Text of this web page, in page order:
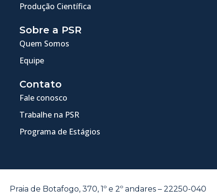
Produção Científica
Sobre a PSR
Quem Somos
Equipe
Contato
Fale conosco
Trabalhe na PSR
Programa de Estágios
Praia de Botafogo, 370, 1º e 2º andares – 22250-040